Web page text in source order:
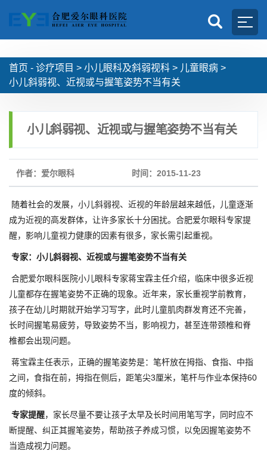
首页 - 诊疗项目 > 小儿眼科及斜弱视科 > 儿童眼病 >
小儿斜弱视、近视或与握笔姿势不当有关
小儿斜弱视、近视或与握笔姿势不当有关
作者：爱尔眼科 时间：2015-11-23
随着社会的发展，小儿斜弱视、近视的年龄层越来越低，儿童逐渐
成为近视的高发群体，让许多家长十分困扰。合肥爱尔眼科专家提
醒，影响儿童视力健康的因素有很多，家长需引起重视。
专家：小儿斜弱视、近视或与握笔姿势不当有关
合肥爱尔眼科医院小儿眼科专家蒋宝霖主任介绍，临床中很多近视
儿童都存在握笔姿势不正确的现象。近年来，家长重视学前教育，
孩子在幼儿时期就开始学习写字，此时儿童肌肉群发育还不完善，
长时间握笔易疲劳，导致姿势不当，影响视力，甚至连带颈椎和脊
椎都会出现问题。
蒋宝霖主任表示，正确的握笔姿势是：笔杆放在拇指、食指、中指
之间，食指在前，拇指在侧后，距笔尖3厘米，笔杆与作业本保持60
度的倾斜。
专家提醒，家长尽量不要让孩子太早及长时间用笔写字，同时应不
断提醒、纠正其握笔姿势，帮助孩子养成习惯，以免因握笔姿势不
当造成视力问题。